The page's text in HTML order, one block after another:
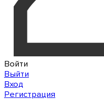
Войти
Выйти
Вход
Регистрация